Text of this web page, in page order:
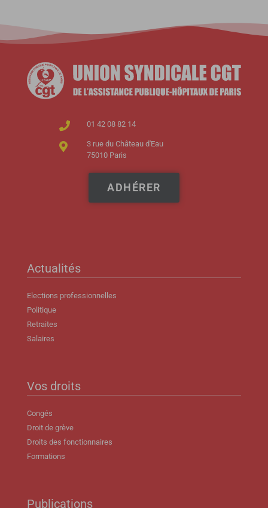
01 42 08 82 14
3 rue du Château d'Eau
75010 Paris
ADHÉRER
Actualités
Elections professionnelles
Politique
Retraites
Salaires
Vos droits
Congés
Droit de grève
Droits des fonctionnaires
Formations
Publications